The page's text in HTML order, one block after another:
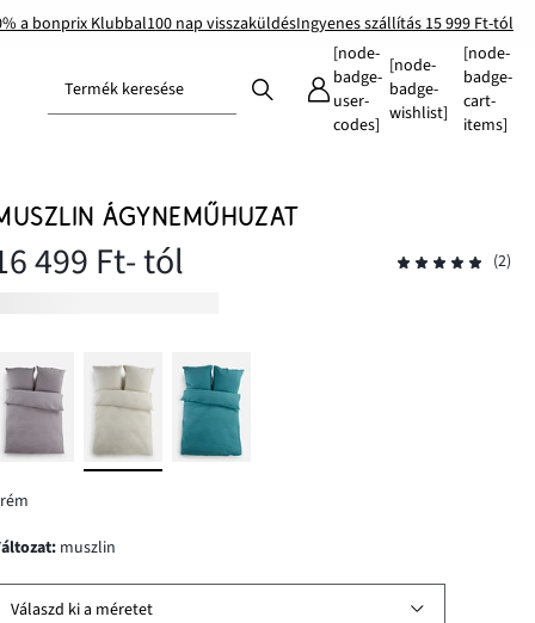
a bonprix Klubbal100 nap visszaküldésIngyenes szállítás 15 999 Ft-tól
Termék keresése
[node-
badge-
user-
codes]
[node-
badge-
wishlist]
[node-
badge-
cart-
items]
ÁGYNEMŰHUZAT
499 Ft- tól (2)
változat: muszlin
Válaszd ki a méretet